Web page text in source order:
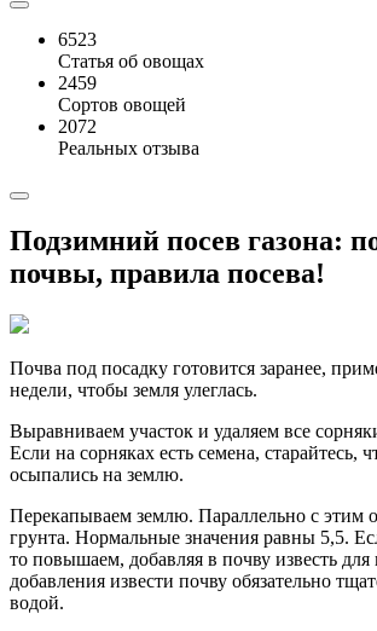
6523
Статья об овощах
2459
Сортов овощей
2072
Реальных отзыва
Подзимний посев газона:
почвы, правила посева!
Почва под посадку готовится заранее,
недели, чтобы земля улеглась.
Выравниваем участок и удаляем все
Если на сорняках есть семена, старайтесь,
осыпались на землю.
Перекапываем землю. Параллельно с этим
грунта. Нормальные значения равны 5,5.
то повышаем, добавляя в почву известь для
добавления извести почву обязательно
водой.